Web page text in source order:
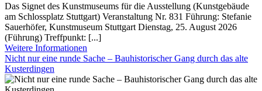
Das Signet des Kunstmuseums für die Ausstellung (Kunstgebäude
am Schlossplatz Stuttgart) Veranstaltung Nr. 831 Führung: Stefanie
Sauerhöfer, Kunstmuseum Stuttgart Dienstag, 25. August 2026
(Führung) Treffpunkt: [...]
Weitere Informationen
Nicht nur eine runde Sache – Bauhistorischer Gang durch das alte
Kusterdingen